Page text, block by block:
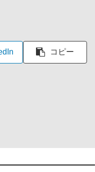
コピー